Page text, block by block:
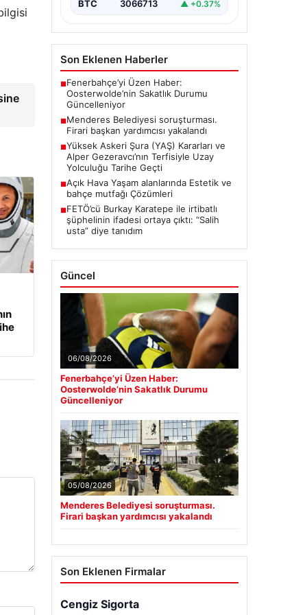
BTC 3066713 ▲ +0.37%
Son Eklenen Haberler
■Fenerbahçe’yi Üzen Haber:
Oosterwolde’nin Sakatlık Durumu
Güncelleniyor
■Menderes Belediyesi soruşturması.
Firari başkan yardımcısı yakalandı
■Yüksek Askeri Şura (YAŞ) Kararları ve
Alper Gezeravcı’nın Terfisiyle Uzay
Yolculuğu Tarihe Geçti
■Açık Hava Yaşam alanlarında Estetik ve
bahçe mutfağı Çözümleri
■FETÖ’cü Burkay Karatepe ile irtibatlı
şüphelinin ifadesi ortaya çıktı: “Salih
usta” diye tanıdım
Güncel
06/08/2026
Fenerbahçe’yi Üzen Haber:
Oosterwolde’nin Sakatlık Durumu
Güncelleniyor
05/08/2026
Menderes Belediyesi soruşturması.
Firari başkan yardımcısı yakalandı
Son Eklenen Firmalar
Cengiz Sigorta